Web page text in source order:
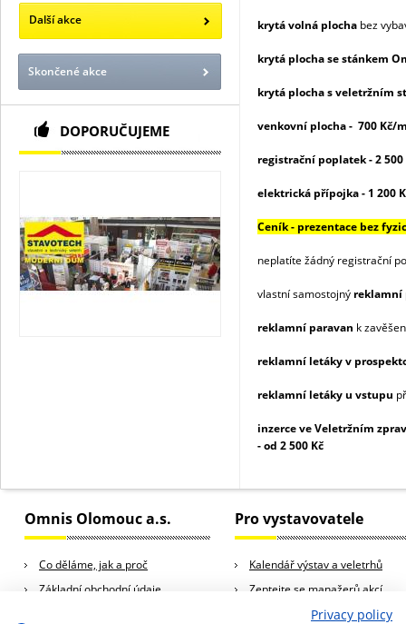
krytá volná plocha bez
krytá plocha se stánkem
krytá plocha s veletržním
venkovní plocha - 700 Kč/
registrační poplatek - 2 500
elektrická přípojka - 1 200
Ceník - prezentace bez
neplatíte žádný registrační
vlastní samostojný reklamní
reklamní paravan k
reklamní letáky v
reklamní letáky u vstupu
inzerce ve Veletržním
- od 2 500 Kč
Další akce
Skončené akce
DOPORUČUJEME
Omnis Olomouc a.s.
Co děláme, jak a proč
Základní obchodní údaje
Pro vystavovatele
Kalendář výstav a veletrhů
Zeptejte se manažerů akcí
Rady a tipy pro vystavovatele
Privacy policy